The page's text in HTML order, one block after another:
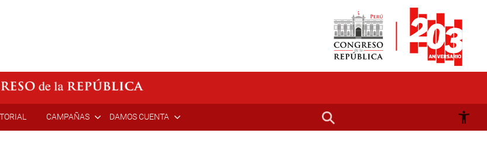
CAMPAÑAS DAMOS CUENTA